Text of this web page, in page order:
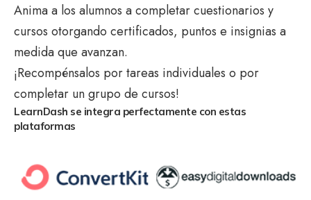
Anima a los alumnos a completar cuestionarios y
cursos otorgando certificados, puntos e insignias a
medida que avanzan.
¡Recompénsalos por tareas individuales o por
completar un grupo de cursos!
LearnDash se integra perfectamente con estas
plataformas